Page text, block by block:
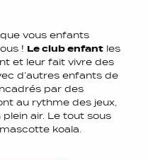
vous enfants
! Le club enfant les
et leur fait vivre des
d’autres enfants de
par des
au rythme des jeux,
air. Le tout sous
koala.